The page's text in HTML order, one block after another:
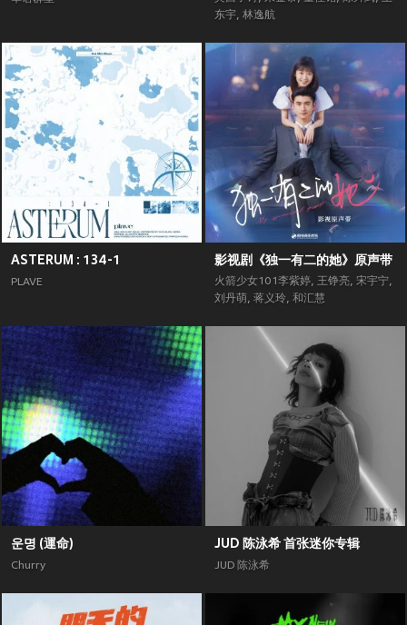
东宇, 林逸航
ASTERUM : 134-1
PLAVE
影视剧《独一有二的她》原声带
火箭少女101李紫婷, 王铮亮, 宋宇宁,
刘丹萌, 蒋义玲, 和汇慧
운명 (運命)
Churry
JUD 陈泳希 首张迷你专辑
JUD 陈泳希